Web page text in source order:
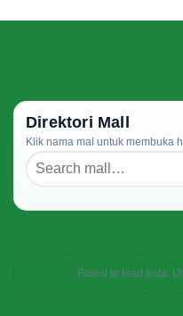
Direktori Mall
Klik nama mal untuk membuka
Failed to load data: